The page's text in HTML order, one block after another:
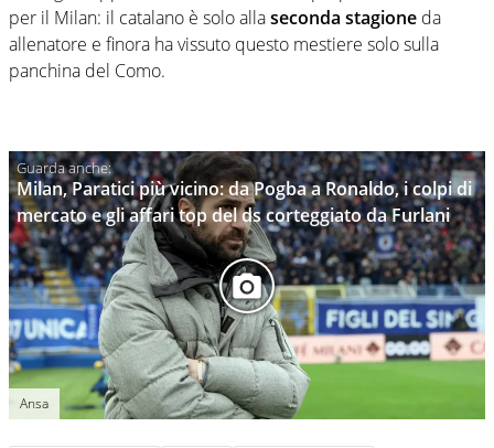
per il Milan: il catalano è solo allaseconda stagione da
allenatore e finora ha vissuto questo mestiere solo sulla
panchina del Como.
Milan, Paratici più vicino: da Pogba a Ronaldo, i colpi di
mercato e gli affari top del ds corteggiato da Furlani
Ansa